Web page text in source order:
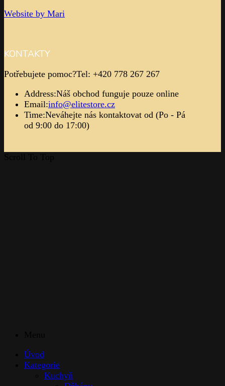
Website by Mari
KONTAKTY
Potřebujete pomoc?Tel: +420 778 267 267
Address:Náš obchod funguje pouze online
Email:info@elitestore.cz
Time:Neváhejte nás kontaktovat od (Po - Pá
od 9:00 do 17:00)
Úvod
Kategorie
Kuchyň